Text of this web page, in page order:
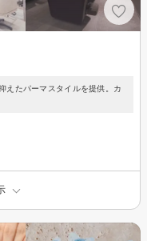
えたパーマスタイルを提供。カ